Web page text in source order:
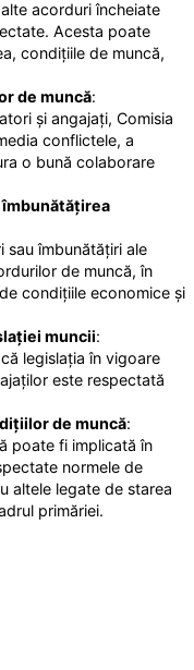
acorduri încheiate
Acesta poate
condițiile de muncă,
de muncă:
și angajați, Comisia
conflictele, a
o bună colaborare
îmbunătățiri ale
de muncă, în
condițiile economice și
muncii:
legislația în vigoare
este respectată
de muncă:
poate fi implicată în
normele de
altele legate de starea
primăriei.